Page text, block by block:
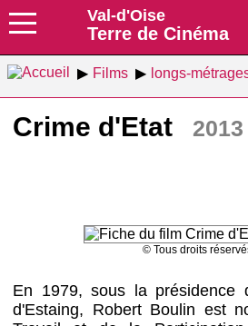
Val-d'Oise
Terre de Cinéma
Films longs-
Crime d'Etat 2013
© Tous droits
En 1979, sous la présidence
d'Estaing, Robert Boulin est